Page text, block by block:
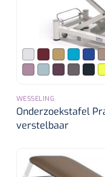
WESSELING
Onderzoekstafel
verstelbaar